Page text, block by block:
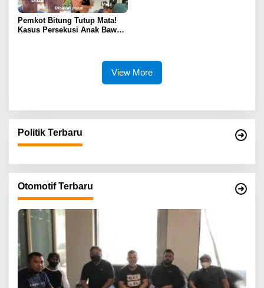
Pemkot Bitung Tutup Mata!
Kasus Persekusi Anak Bawah
View More
Politik Terbaru
Otomotif Terbaru